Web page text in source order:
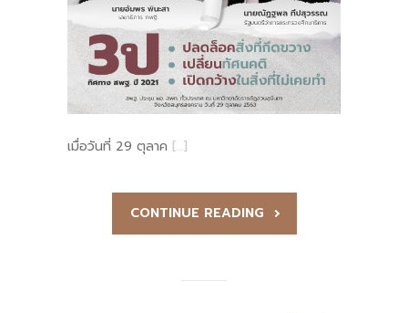
เมื่อวันที่ 29 ตุลาค […]
CONTINUE READING